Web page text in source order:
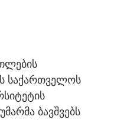
საქართველოს
ბავშვებს